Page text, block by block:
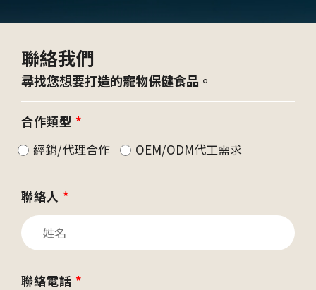
聯絡我們
尋找您想要打造的寵物保健食品。
合作類型 *
經銷/代理合作
OEM/ODM代工需求
聯絡人 *
聯絡電話 *